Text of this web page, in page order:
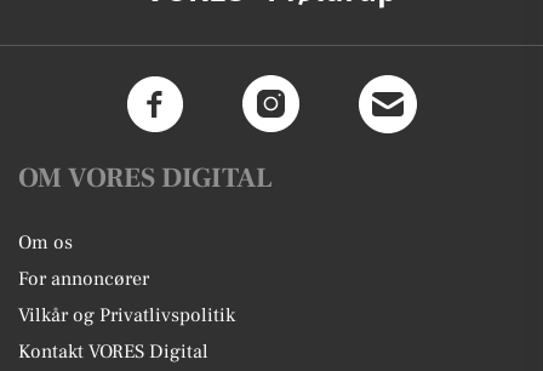
OM VORES DIGITAL
Om os
For annoncører
Vilkår og Privatlivspolitik
Kontakt VORES Digital